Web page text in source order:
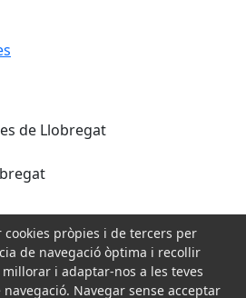
de Llobregat
pròpies i de tercers per
de navegació òptima i recollir
i adaptar-nos a les teves
Navegar sense acceptar